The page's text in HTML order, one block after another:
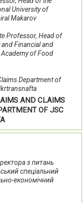
University of
Makarov
Professor, Head of
Financial and
of Food
Department of
AND CLAIMS
OF JSC
з питань
спеціальний
економічний